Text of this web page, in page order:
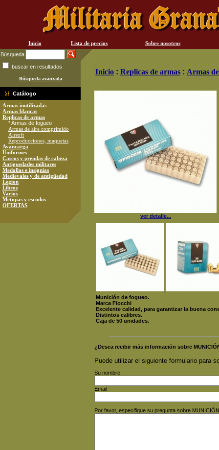
Inicio Lista de precios
Sobre nosotros
Búsqueda
buscar en resultados
Búsqueda avanzada
Catálogo
Armas inutilizadas
Armas blancas
Replicas de armas
* Armas de fogueo
Armas de aire comprimido
Airsoft
Reproducciones, maquetas
Avancarga
Uniformes
Cascos y prendas de cabeza
Antiguedades militares
Medallas e insignias
Medievales y de antigüedad
Legion
Libros
Varios
Metopas y escudos
OFERTAS
Inicio : Replicas de armas : Armas
ver detalle...
Munición de fogueo.
Marca Fiocchi
Excelente calidad, para garantizar la buena
Distintos calibres.
Caja de 50 unidades.
¿Desea recibir más información sobre
Puede utilizar el siguiente formulario para
Su nombre:
Email
Por favor, especifique su pregunta sobre